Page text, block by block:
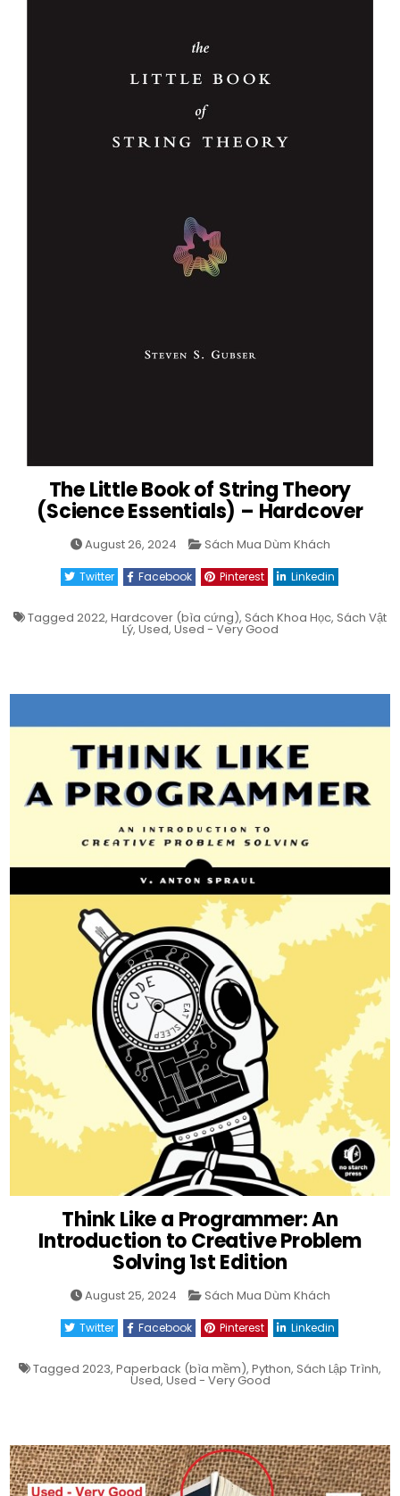
The Little Book of String Theory
(Science Essentials) – Hardcover
August 26, 2024 Posted
Sách Mua Dùm Khách
Twitter Facebook Pinterest Linkedin
Tagged 2022, Hardcover (bìa cứng), Sách Khoa Học, Sách Vật
Lý, Used, Used - Very Good
Think Like a Programmer: An
Introduction to Creative Problem
Solving 1st Edition
August 25, 2024 Posted
Sách Mua Dùm Khách
Twitter Facebook Pinterest Linkedin
Tagged 2023, Paperback (bìa mềm), Python, Sách Lập Trình,
Used, Used - Very Good